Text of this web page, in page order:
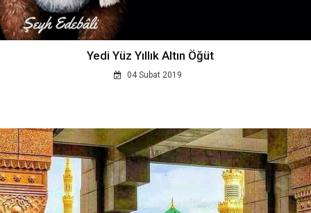
Yedi Yüz Yıllık Altın Öğüt
04 Subat 2019